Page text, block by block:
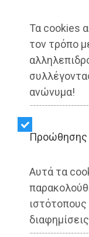
Τα cookies
τον τρόπο
ανώνυμα!
Προώθησης
Αυτά τα
Μπουρνούς
συνάντηση με
ΟΛΡ ΑΕ, Φάνη